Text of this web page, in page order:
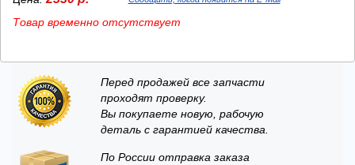
Товар временно отсутствует
Перед продажей все запчасти
проходят проверку.
Вы покупаете новую, рабочую
деталь с гарантией качества.
По России отправка заказа